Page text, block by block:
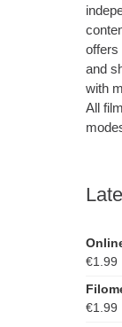
offers
and
with
All
€1.99
€1.99